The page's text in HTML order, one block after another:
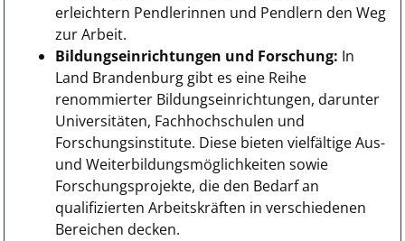
erleichtern Pendlerinnen und Pendlern den Weg
zur Arbeit.
Bildungseinrichtungen und Forschung: In
Land Brandenburg gibt es eine Reihe
renommierter Bildungseinrichtungen, darunter
Universitäten, Fachhochschulen und
Forschungsinstitute. Diese bieten vielfältige Aus-
und Weiterbildungsmöglichkeiten sowie
Forschungsprojekte, die den Bedarf an
qualifizierten Arbeitskräften in verschiedenen
Bereichen decken.